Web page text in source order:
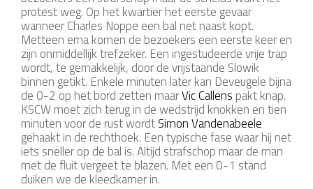
protest weg. Op het kwartier het eerste gevaar
wanneer Charles Noppe een bal net naast kopt.
Metteen erna komen de bezoekers een eerste keer en
zijn onmiddellijk trefzeker. Een ingestudeerde vrije trap
wordt, te gemakkelijk, door de vrijstaande Slowik
binnen getikt. Enkele minuten later kan Deveugele bijna
de 0-2 op het bord zetten maarVic Callens pakt knap.
KSCW moet zich terug in de wedstrijd knokken en tien
minuten voor de rust wordtSimon Vandenabeele
gehaakt in de rechthoek. Een typische fase waar hij net
iets sneller op de bal is. Altijd strafschop maar de man
met de fluit vergeet te blazen. Met een 0-1 stand
duiken we de kleedkamer in.